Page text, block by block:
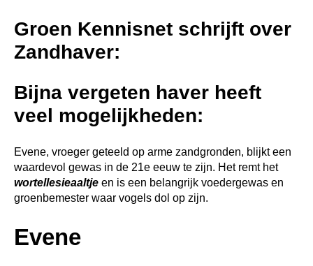
Groen Kennisnet schrijft over
Zandhaver:
Bijna vergeten haver heeft
veel mogelijkheden:
Evene, vroeger geteeld op arme zandgronden, blijkt een
waardevol gewas in de 21e eeuw te zijn. Het remt het
wortellesieaaltje en is een belangrijk voedergewas en
groenbemester waar vogels dol op zijn.
Evene